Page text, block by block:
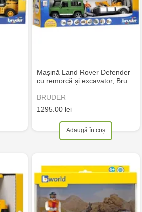
Mașină Land Rover Defender
cu remorcă și excavator, Bru…
BRUDER
1295.00 lei
Adaugă în coș